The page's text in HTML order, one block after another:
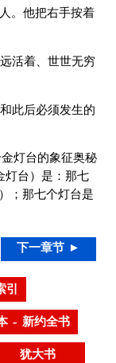
。他把右手按着
活着、世世无穷
此后必须发生的
灯台的象征奥秘
灯台）是：那七
；那七个灯台是
下一章节 ►
引
– 新约全书
犹大书